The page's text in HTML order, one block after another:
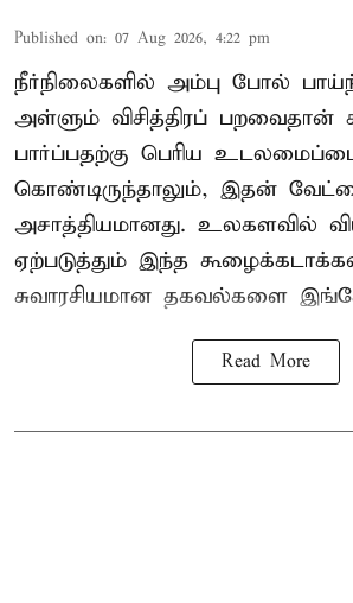
Published on: 07 Aug 2026, 4:22 pm
நீர்நிலைகளில் அம்பு போல்
அள்ளும் விசித்திரப் பறவைதான்
பார்ப்பதற்கு பெரிய
கொண்டிருந்தாலும், இதன்
அசாத்தியமானது. உலகளவில்
ஏற்படுத்தும் இந்த
சுவாரசியமான தகவல்களை
Read More